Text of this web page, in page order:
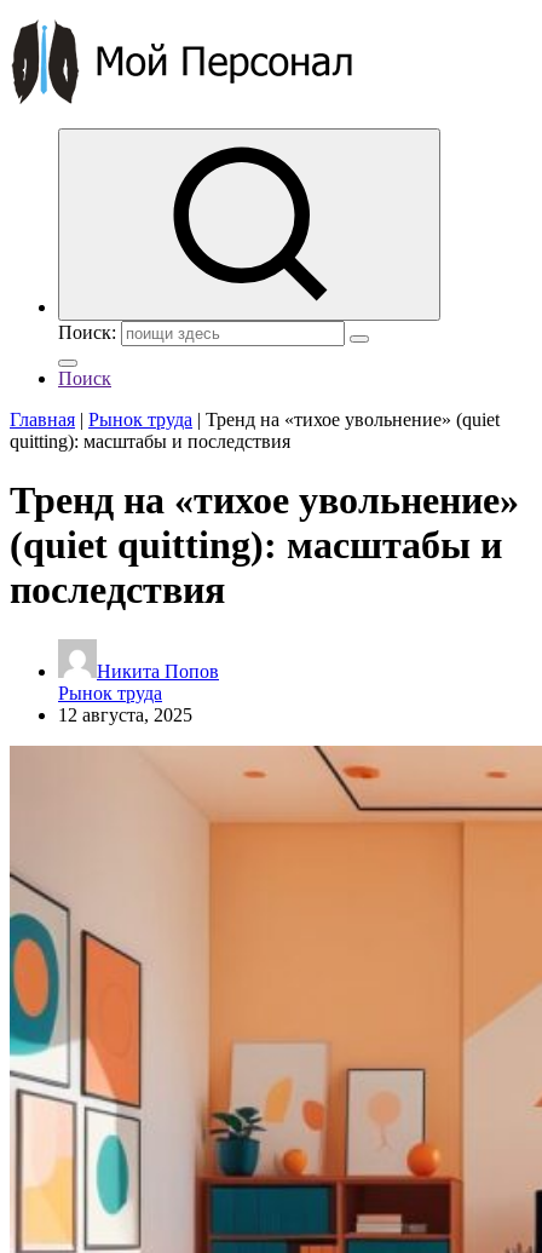
Поиск:
Поиск
Главная | Рынок труда | Тренд на «тихое увольнение» (quiet
quitting): масштабы и последствия
Тренд на «тихое увольнение»
(quiet quitting): масштабы и
последствия
Никита Попов
Рынок труда
12 августа, 2025